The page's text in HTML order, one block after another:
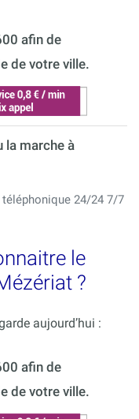
afin de
de votre ville.
la marche à
24/24 7/7
le
?
aujourd’hui :
afin de
de votre ville.